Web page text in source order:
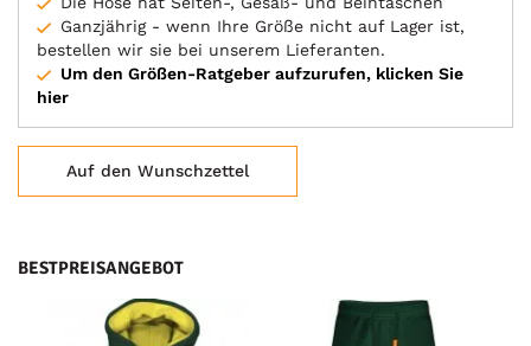
Ganzjährig - wenn Ihre Größe nicht auf Lager ist,
bestellen wir sie bei unserem Lieferanten.
Um den Größen-Ratgeber aufzurufen, klicken Sie
hier
Auf den Wunschzettel
BESTPREISANGEBOT